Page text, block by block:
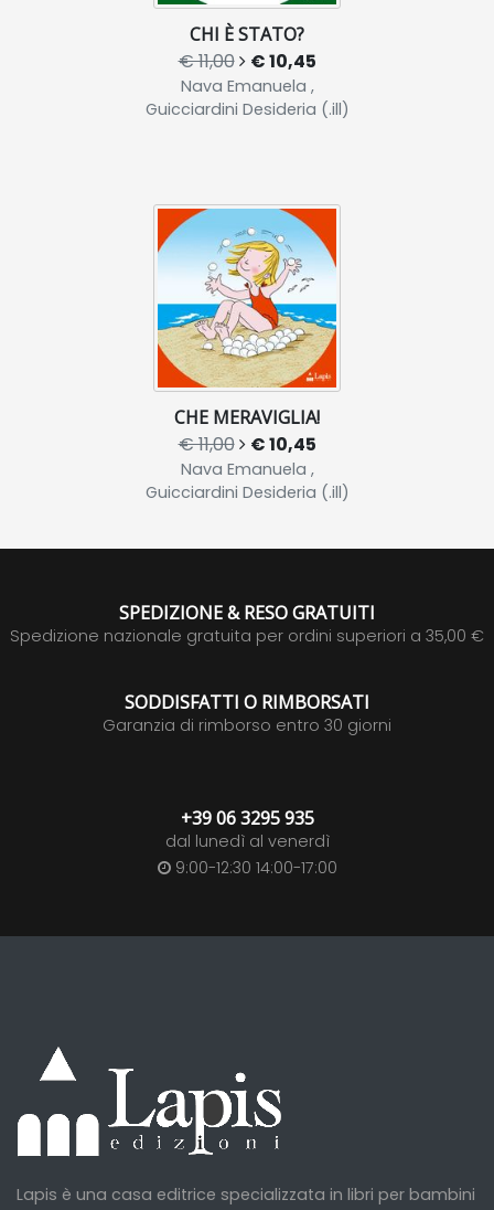
CHI È STATO?
€ 11,00 € 10,45
Nava Emanuela ,
Guicciardini Desideria (.ill)
CHE MERAVIGLIA!
€ 11,00 € 10,45
Nava Emanuela ,
Guicciardini Desideria (.ill)
SPEDIZIONE & RESO GRATUITI
Spedizione nazionale gratuita per ordini superiori a 35,00 €
SODDISFATTI O RIMBORSATI
Garanzia di rimborso entro 30 giorni
+39 06 3295 935
dal lunedì al venerdì
9:00-12:30 14:00-17:00
Lapis è una casa editrice specializzata in libri per bambini